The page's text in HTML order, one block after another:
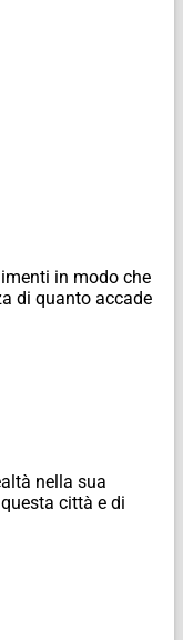
in modo che
di quanto accade
nella sua
città e di